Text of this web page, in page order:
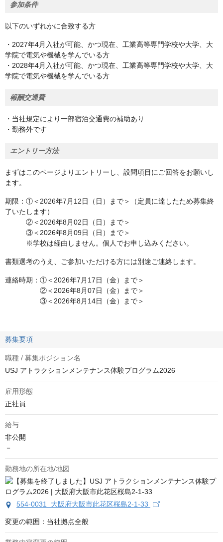
参加条件
以下のいずれかに合致する方
・2027年4月入社が可能、かつ現在、工業高等専門学校や大学、大
学院で電気や機械を学んでいる方
・2028年4月入社が可能、かつ現在、工業高等専門学校や大学、大
学院で電気や機械を学んでいる方
報酬交通費
・当社規定により一部宿泊交通費の補助あり
・勤務外です
エントリー方法
まずはこのページよりエントリーし、設問項目にご回答をお願いし
ます。
期限：①＜2026年7月12日（日）まで＞（定員に達したため募集終
了いたします）
②＜2026年8月02日（日）まで＞
③＜2026年8月09日（日）まで＞
※学校は経由しません。個人でお申し込みください。
書類選考のうえ、ご参加いただける方には別途ご連絡します。
連絡時期：①＜2026年7月17日（金）まで＞
②＜2026年8月07日（金）まで＞
③＜2026年8月14日（金）まで＞
募集要項
職種 / 募集ポジション名
USJ アトラクションメンテナンス体験プログラム2026
雇用形態
正社員
給与
非公開
－
勤務地の所在地/地図
554-0031 大阪府大阪市此花区桜島2-1-33
変更の範囲：当社拠点全般